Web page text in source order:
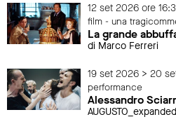
12 set 2026 ore
film - una
La grande
di Marco Ferreri
19 set 2026 > 20
performance
Alessandro